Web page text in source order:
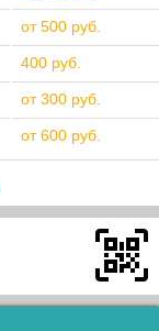
от 500 руб.
400 руб.
от 300 руб.
от 600 руб.